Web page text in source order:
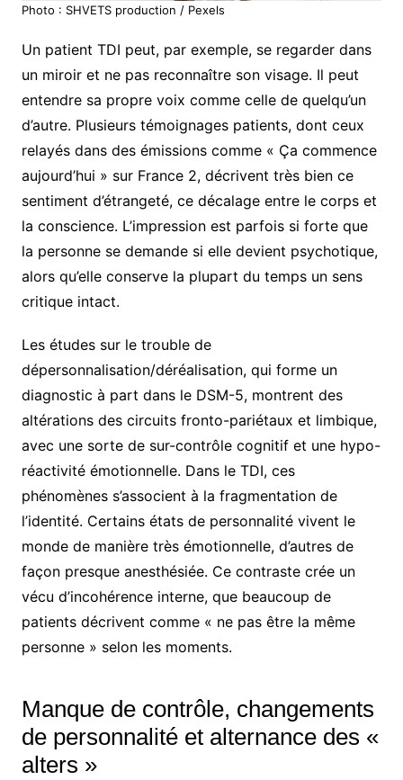
Photo : SHVETS production / Pexels
Un patient TDI peut, par exemple, se regarder dans
un miroir et ne pas reconnaître son visage. Il peut
entendre sa propre voix comme celle de quelqu’un
d’autre. Plusieurs témoignages patients, dont ceux
relayés dans des émissions comme « Ça commence
aujourd’hui » sur France 2, décrivent très bien ce
sentiment d’étrangeté, ce décalage entre le corps et
la conscience. L’impression est parfois si forte que
la personne se demande si elle devient psychotique,
alors qu’elle conserve la plupart du temps un sens
critique intact.
Les études sur le trouble de
dépersonnalisation/déréalisation, qui forme un
diagnostic à part dans le DSM-5, montrent des
altérations des circuits fronto-pariétaux et limbique,
avec une sorte de sur-contrôle cognitif et une hypo-
réactivité émotionnelle. Dans le TDI, ces
phénomènes s’associent à la fragmentation de
l’identité. Certains états de personnalité vivent le
monde de manière très émotionnelle, d’autres de
façon presque anesthésiée. Ce contraste crée un
vécu d’incohérence interne, que beaucoup de
patients décrivent comme « ne pas être la même
personne » selon les moments.
Manque de contrôle, changements
de personnalité et alternance des «
alters »